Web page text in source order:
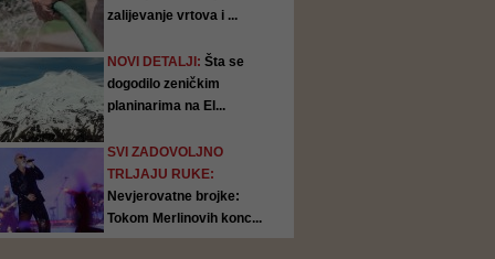
zalijevanje vrtova i ...
NOVI DETALJI: Šta se
dogodilo zeničkim
planinarima na El...
SVI ZADOVOLJNO
TRLJAJU RUKE:
Nevjerovatne brojke:
Tokom Merlinovih konc...